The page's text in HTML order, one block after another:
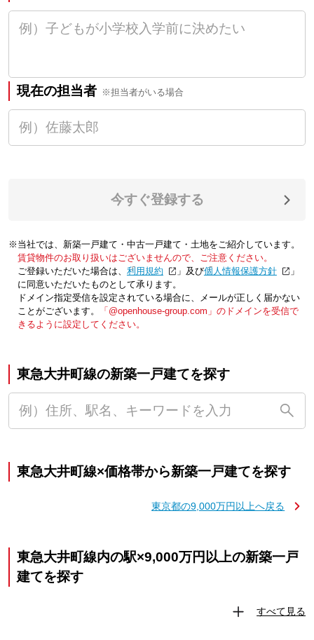
現在の担当者 ※担当者がいる場合
今すぐ登録する
※当社では、新築一戸建て・中古一戸建て・土地をご紹介しています。
賃貸物件のお取り扱いはございませんので、ご注意ください。
ご登録いただいた場合は、「利用規約 」及び「個人情報保護方針
」
に同意いただいたものとして承ります。
ドメイン指定受信を設定されている場合に、メールが正しく届かない
ことがございます。
「@openhouse-group.com」のドメインを受信で
きるように設定してください。
東急大井町線の新築一戸建てを探す
東急大井町線×価格帯から新築一戸建てを探す
東京都の9,000万円以上へ戻る
東急大井町線内の駅×9,000万円以上の新築一戸
建てを探す
すべて見る